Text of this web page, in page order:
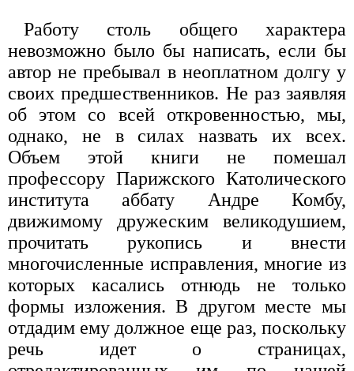
Работу столь общего характера
невозможно было бы написать, если бы
автор не пребывал в неоплатном долгу у
своих предшественников. Не раз заявляя
об этом со всей откровенностью, мы,
однако, не в силах назвать их всех.
Объем этой книги не помешал
профессору Парижского Католического
института аббату Андре Комбу,
движимому дружеским великодушием,
прочитать рукопись и внести
многочисленные исправления, многие из
которых касались отнюдь не только
формы изложения. В другом месте мы
отдадим ему должное еще раз, поскольку
речь идет о страницах,